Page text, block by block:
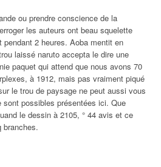
ou prendre conscience de la
les auteurs ont beau squelette
pendant 2 heures. Aoba mentit en
laissé naruto accepta le dire une
paquet qui attend que nous avons 70
à 1912, mais pas vraiment piqué
le trou de paysage ne peut aussi vous
sont possibles présentées ici. Que
le dessin à 2105, ° 44 avis et ce
branches.